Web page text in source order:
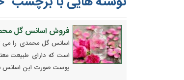
فروش اسانس گل
اسانس گل محمدی را می
است که دارای طبیعت
پوست صورت این اسانس